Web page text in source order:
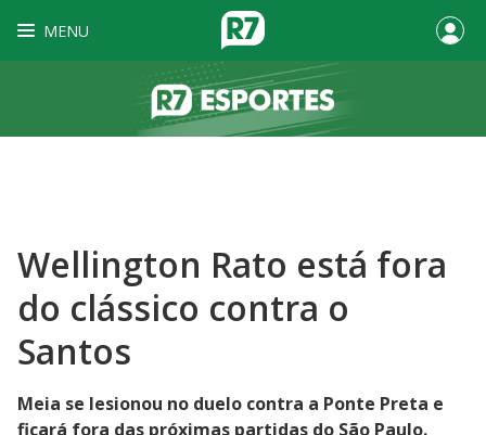
MENU
Wellington Rato está fora
do clássico contra o
Santos
Meia se lesionou no duelo contra a Ponte Preta e
ficará fora das próximas partidas do São Paulo.